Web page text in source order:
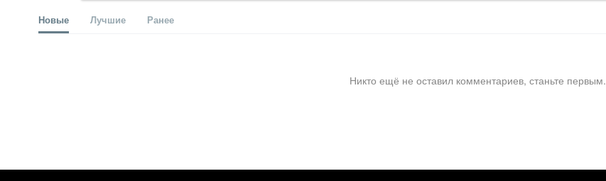
Новые Лучшие Ранее
Никто ещё не оставил комментариев, станьте первым.